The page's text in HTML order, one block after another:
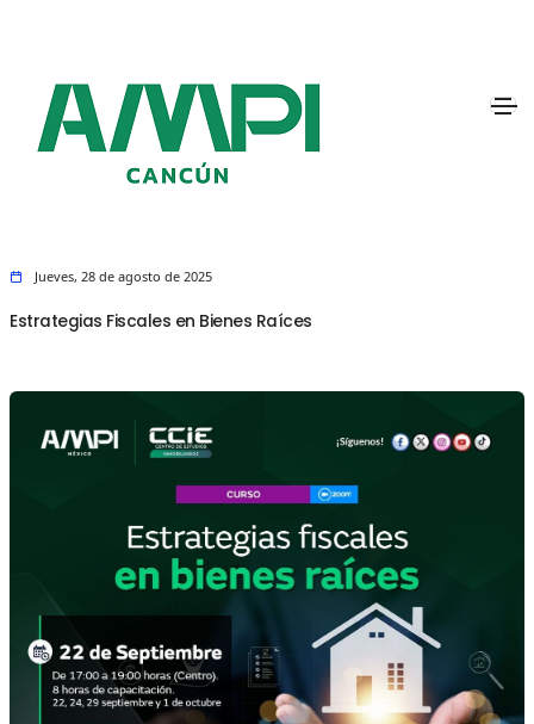
Jueves, 28 de agosto de 2025
Estrategias Fiscales en Bienes Raíces